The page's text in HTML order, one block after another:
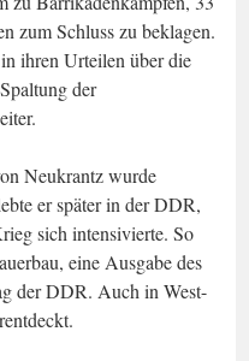
zum Schluss zu beklagen.
ihren Urteilen über die
der
Neukrantz wurde
er später in der DDR,
sich intensivierte. So
eine Ausgabe des
der DDR. Auch in West-